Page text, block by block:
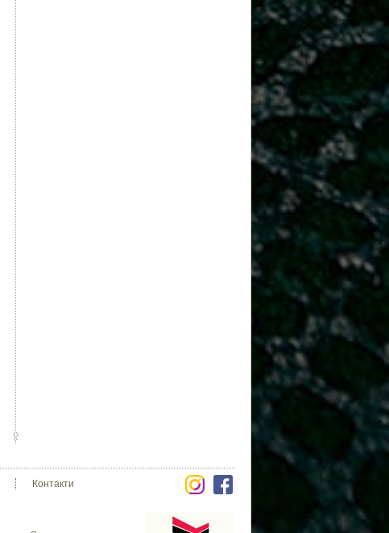
Контакти